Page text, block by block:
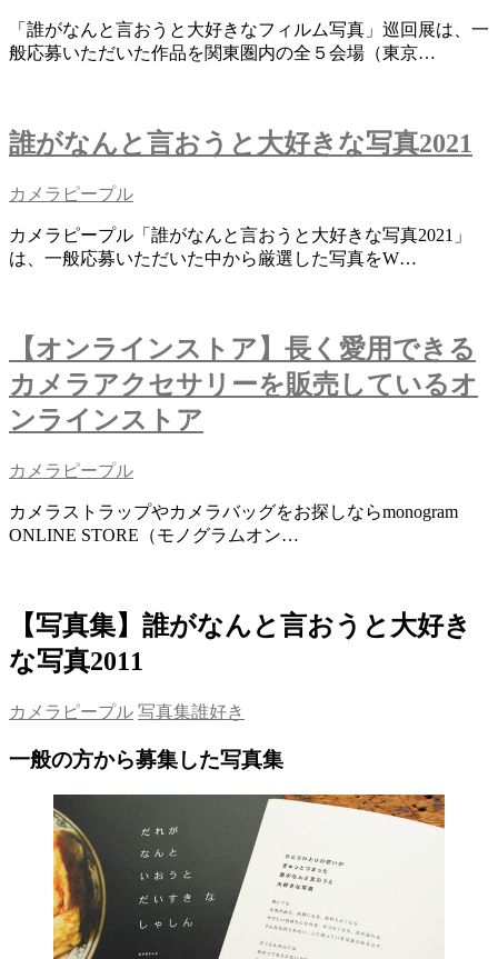
「誰がなんと言おうと大好きなフィルム写真」巡回展は、一
般応募いただいた作品を関東圏内の全５会場（東京…
誰がなんと言おうと大好きな写真2021
カメラピープル
カメラピープル「誰がなんと言おうと大好きな写真2021」
は、一般応募いただいた中から厳選した写真をW…
【オンラインストア】長く愛用できる
カメラアクセサリーを販売しているオ
ンラインストア
カメラピープル
カメラストラップやカメラバッグをお探しならmonogram
ONLINE STORE（モノグラムオン…
【写真集】誰がなんと言おうと大好き
な写真2011
カメラピープル 写真集誰好き
一般の方から募集した写真集